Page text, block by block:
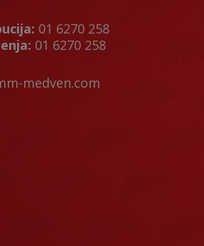
01 6270 258
01 6270 258
medven.com